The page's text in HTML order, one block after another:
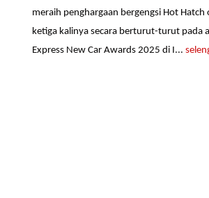
meraih penghargaan bergengsi Hot Hatch
ketiga kalinya secara berturut-turut pada
Express New Car Awards 2025 di I...